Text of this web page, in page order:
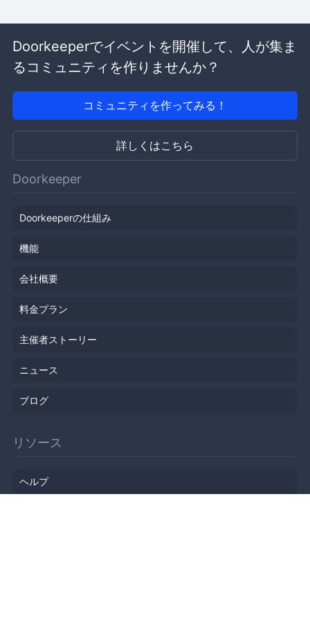
Doorkeeperでイベントを開催して、人が集ま
るコミュニティを作りませんか？
コミュニティを作ってみる！
詳しくはこちら
Doorkeeper
Doorkeeperの仕組み
機能
会社概要
料金プラン
主催者ストーリー
ニュース
ブログ
リソース
ヘルプ